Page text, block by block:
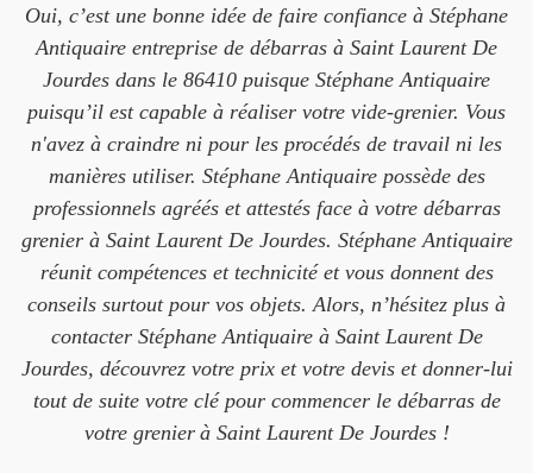
Oui, c’est une bonne idée de faire confiance à Stéphane
Antiquaire entreprise de débarras à Saint Laurent De
Jourdes dans le 86410 puisque Stéphane Antiquaire
puisqu’il est capable à réaliser votre vide-grenier. Vous
n'avez à craindre ni pour les procédés de travail ni les
manières utiliser. Stéphane Antiquaire possède des
professionnels agréés et attestés face à votre débarras
grenier à Saint Laurent De Jourdes. Stéphane Antiquaire
réunit compétences et technicité et vous donnent des
conseils surtout pour vos objets. Alors, n’hésitez plus à
contacter Stéphane Antiquaire à Saint Laurent De
Jourdes, découvrez votre prix et votre devis et donner-lui
tout de suite votre clé pour commencer le débarras de
votre grenier à Saint Laurent De Jourdes !